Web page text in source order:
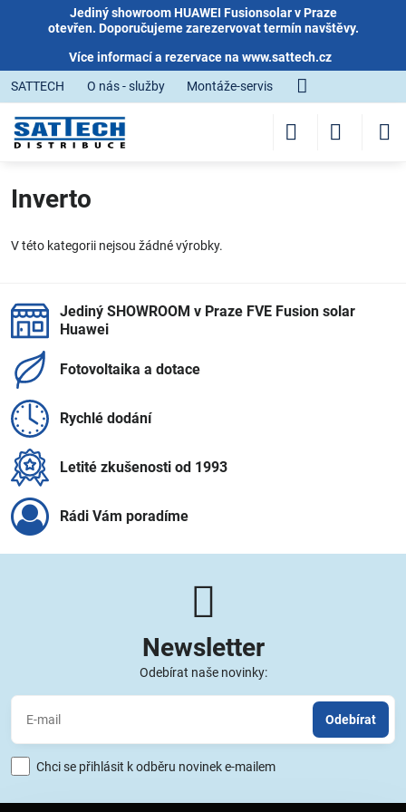
Jediný showroom HUAWEI Fusionsolar v Praze
otevřen. Doporučujeme zarezervovat termín navštěvy.
Více informací a rezervace na www.sattech.cz
SATTECH
O nás - služby Montáže-servis
Inverto
V této kategorii nejsou žádné výrobky.
Jediný SHOWROOM v Praze FVE Fusion solar
Huawei
Fotovoltaika a dotace
Rychlé dodání
Letité zkušenosti od 1993
Rádi Vám poradíme
Newsletter
Odebírat naše novinky:
Odebírat
Chci se přihlásit k odběru novinek e-mailem